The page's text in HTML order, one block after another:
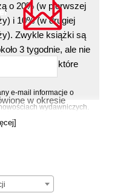
o 20% (w pierwszej
i 10% (w drugiej
Zwykle książki są
3 tygodnie, ale nie
lista książek, które
w okresie
. Jeśli składasz większe
książki. O
Aby skorzystać
wydawniczych.